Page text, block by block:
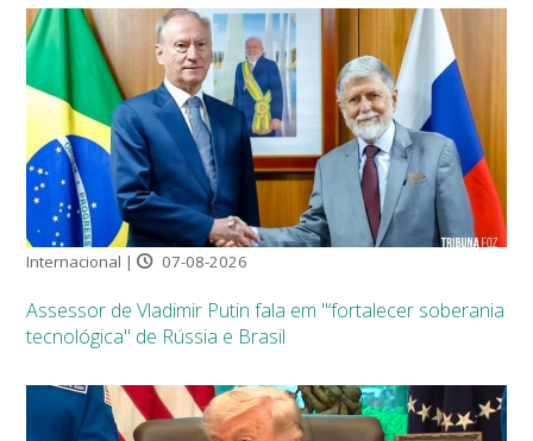
Internacional | 07-08-2026
Assessor de Vladimir Putin fala em "‘fortalecer soberania
tecnológica" de Rússia e Brasil